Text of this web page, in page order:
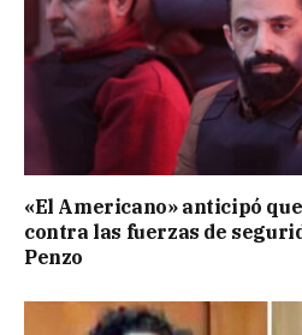
«El Americano» anticipó
contra las fuerzas de
Penzo